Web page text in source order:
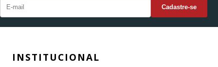
INSTITUCIONAL